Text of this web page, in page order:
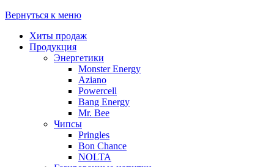
Вернуться к меню
Хиты продаж
Продукция
Энергетики
Monster Energy
Aziano
Powercell
Bang Energy
Mr. Bee
Чипсы
Pringles
Bon Chance
NOLTA